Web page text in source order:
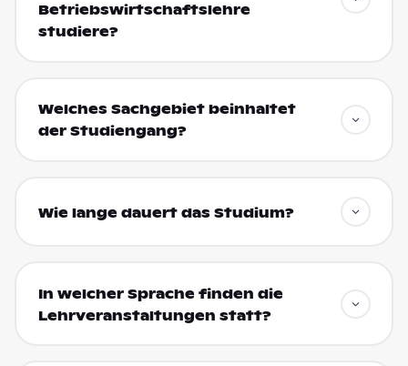
Betriebswirtschaftslehre
studiere?
Welches Sachgebiet beinhaltet
der Studiengang?
Wie lange dauert das Studium?
In welcher Sprache finden die
Lehrveranstaltungen statt?